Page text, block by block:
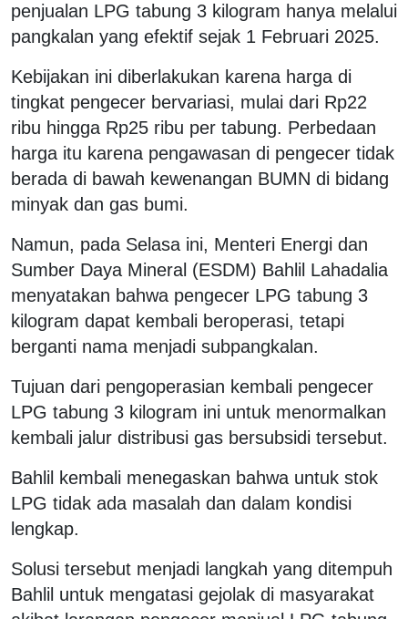
penjualan LPG tabung 3 kilogram hanya melalui
pangkalan yang efektif sejak 1 Februari 2025.
Kebijakan ini diberlakukan karena harga di
tingkat pengecer bervariasi, mulai dari Rp22
ribu hingga Rp25 ribu per tabung. Perbedaan
harga itu karena pengawasan di pengecer tidak
berada di bawah kewenangan BUMN di bidang
minyak dan gas bumi.
Namun, pada Selasa ini, Menteri Energi dan
Sumber Daya Mineral (ESDM) Bahlil Lahadalia
menyatakan bahwa pengecer LPG tabung 3
kilogram dapat kembali beroperasi, tetapi
berganti nama menjadi subpangkalan.
Tujuan dari pengoperasian kembali pengecer
LPG tabung 3 kilogram ini untuk menormalkan
kembali jalur distribusi gas bersubsidi tersebut.
Bahlil kembali menegaskan bahwa untuk stok
LPG tidak ada masalah dan dalam kondisi
lengkap.
Solusi tersebut menjadi langkah yang ditempuh
Bahlil untuk mengatasi gejolak di masyarakat